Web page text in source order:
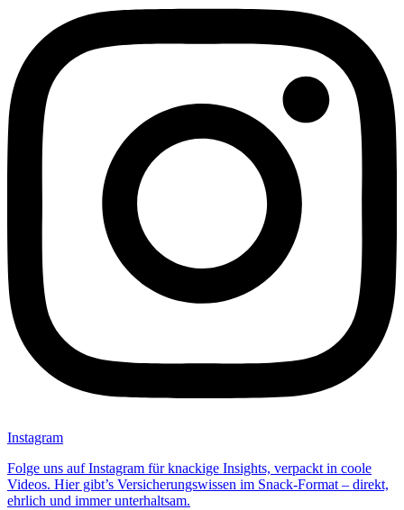
Instagram
Folge uns auf Instagram für knackige Insights, verpackt in coole
Videos. Hier gibt’s Versicherungswissen im Snack-Format – direkt,
ehrlich und immer unterhaltsam.